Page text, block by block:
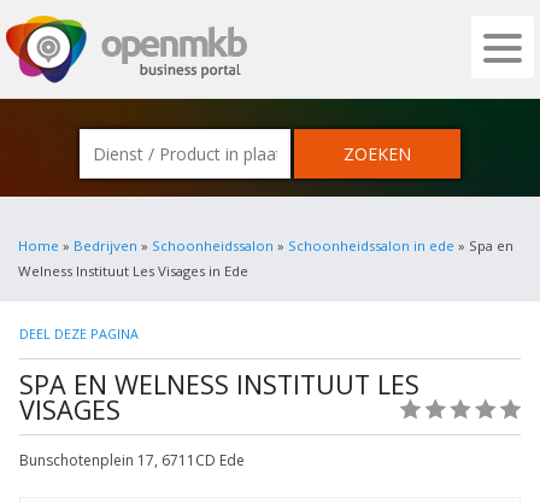
OPENMKB - DE ZAKELIJKE PORTAL
Home » Bedrijven » Schoonheidssalon » Schoonheidssalon in ede » Spa en
Welness Instituut Les Visages in Ede
DEEL DEZE PAGINA
SPA EN WELNESS INSTITUUT LES
VISAGES
Bunschotenplein 17, 6711CD Ede